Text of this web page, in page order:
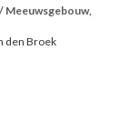
Meeuwsgebouw,
den Broek